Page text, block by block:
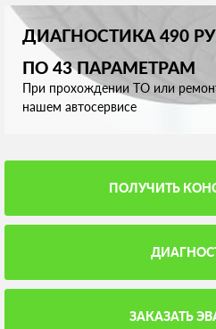
ДИАГНОСТИКА 490
ПО 43 ПАРАМЕТРАМ
При прохождении ТО или
нашем автосервисе
ПОЛУЧИТЬ
ЗАКАЗАТЬ